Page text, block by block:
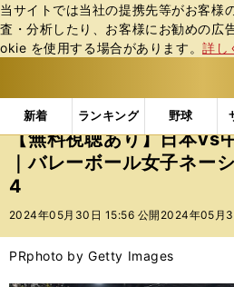
当サイトでは当社の提携先等がお客様
査・分析したり、お客様にお勧めの広
okie を使⽤する場合があります。詳し
新着 ランキング 野球
b
ス
ポ
ル
テ
ー
バ
インフォメーション ニュ
【無料視聴あり】日本vs
｜バレーボール女子ネー
4
2024年05月30日 15:56 公開 2024年05月
PRphoto by Getty Images